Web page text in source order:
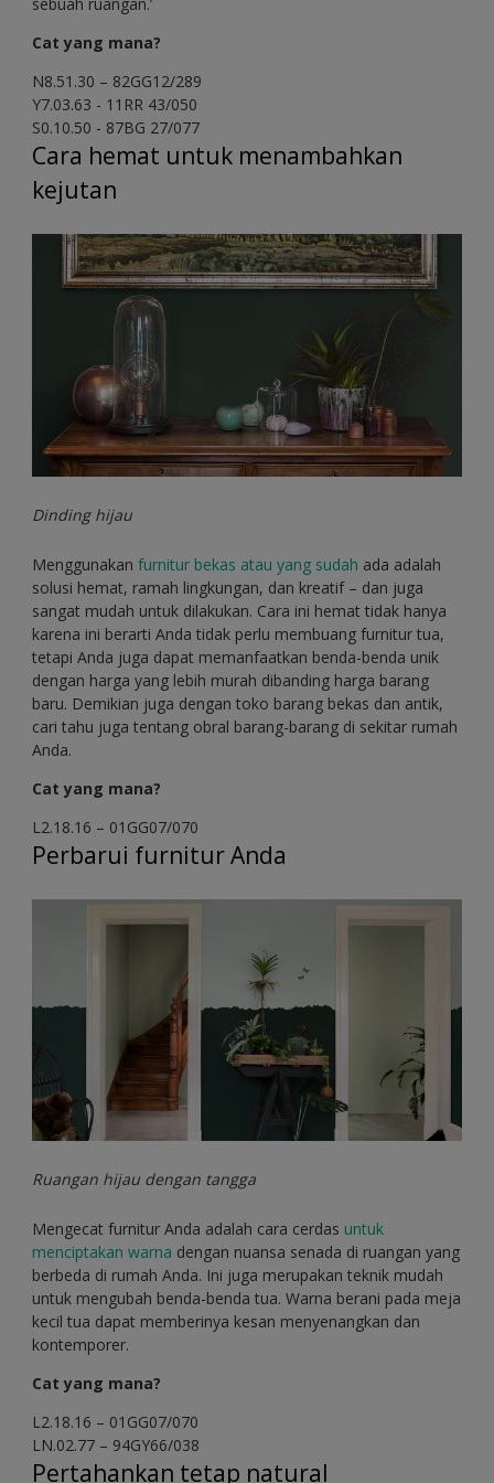
sebuah ruangan.’
Cat yang mana?
N8.51.30 – 82GG12/289
Y7.03.63 - 11RR 43/050
S0.10.50 - 87BG 27/077
Cara hemat untuk menambahkan
kejutan
Dinding hijau
Menggunakan furnitur bekas atau yang sudah ada adalah
solusi hemat, ramah lingkungan, dan kreatif – dan juga
sangat mudah untuk dilakukan. Cara ini hemat tidak hanya
karena ini berarti Anda tidak perlu membuang furnitur tua,
tetapi Anda juga dapat memanfaatkan benda-benda unik
dengan harga yang lebih murah dibanding harga barang
baru. Demikian juga dengan toko barang bekas dan antik,
cari tahu juga tentang obral barang-barang di sekitar rumah
Anda.
Cat yang mana?
L2.18.16 – 01GG07/070
Perbarui furnitur Anda
Ruangan hijau dengan tangga
Mengecat furnitur Anda adalah cara cerdas untuk
menciptakan warna dengan nuansa senada di ruangan yang
berbeda di rumah Anda. Ini juga merupakan teknik mudah
untuk mengubah benda-benda tua. Warna berani pada meja
kecil tua dapat memberinya kesan menyenangkan dan
kontemporer.
Cat yang mana?
L2.18.16 – 01GG07/070
LN.02.77 – 94GY66/038
Pertahankan tetap natural